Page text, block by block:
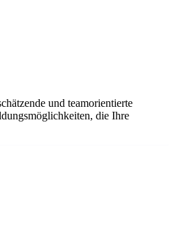
und teamorientierte
die Ihre